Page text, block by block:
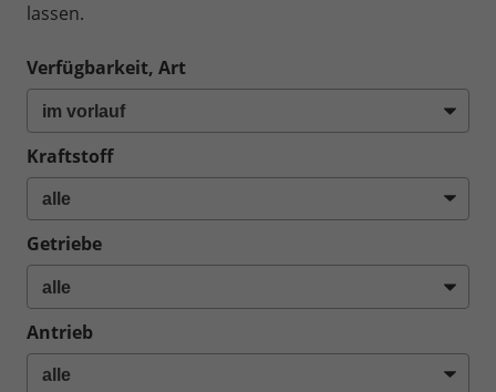
lassen.
Verfügbarkeit, Art
Kraftstoff
Getriebe
Antrieb